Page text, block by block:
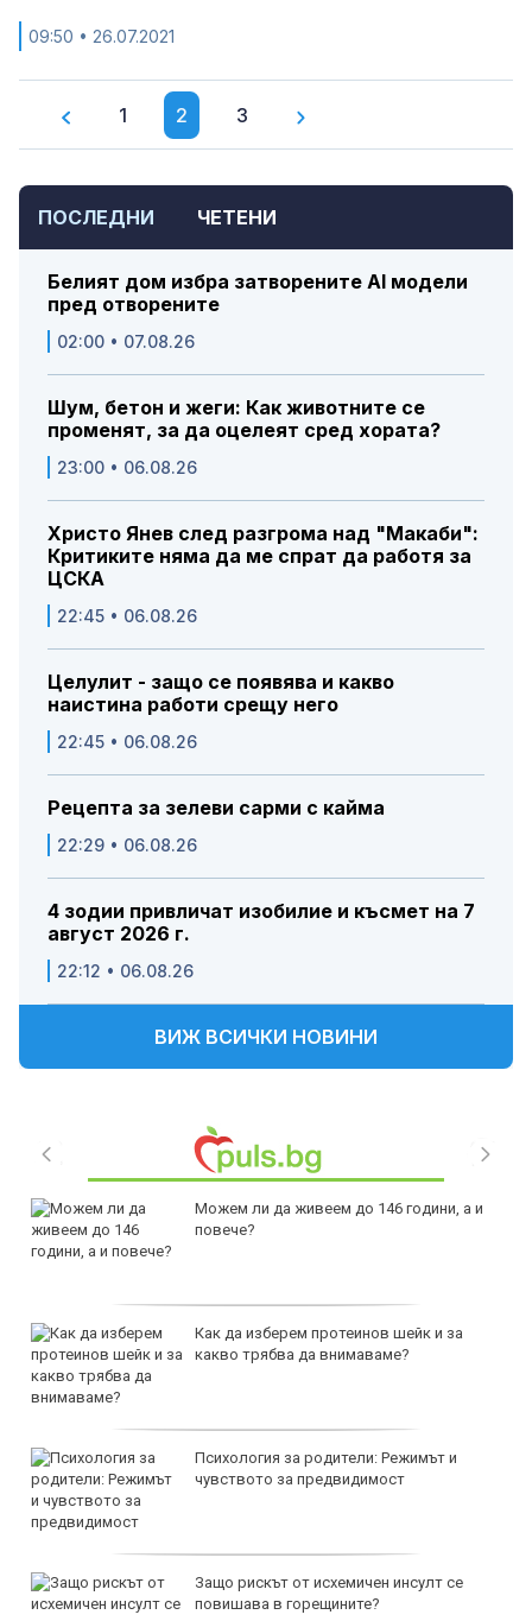
09:50 • 26.07.2021
1 2 3
ПОСЛЕДНИ ЧЕТЕНИ
Белият дом избра затворените AI модели
пред отворените
02:00 • 07.08.26
Шум, бетон и жеги: Как животните се
променят, за да оцелеят сред хората?
23:00 • 06.08.26
Христо Янев след разгрома над "Макаби":
Критиките няма да ме спрат да работя за
ЦСКА
22:45 • 06.08.26
Целулит - защо се появява и какво
наистина работи срещу него
22:45 • 06.08.26
Рецепта за зелеви сарми с кайма
22:29 • 06.08.26
4 зодии привличат изобилие и късмет на 7
август 2026 г.
22:12 • 06.08.26
ВИЖ ВСИЧКИ НОВИНИ
Можем ли да живеем до 146 години, а и
повече?
Как да изберем протеинов шейк и за
какво трябва да внимаваме?
Психология за родители: Режимът и
чувството за предвидимост
Защо рискът от исхемичен инсулт се
повишава в горещините?